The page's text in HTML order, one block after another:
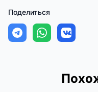
Поделиться